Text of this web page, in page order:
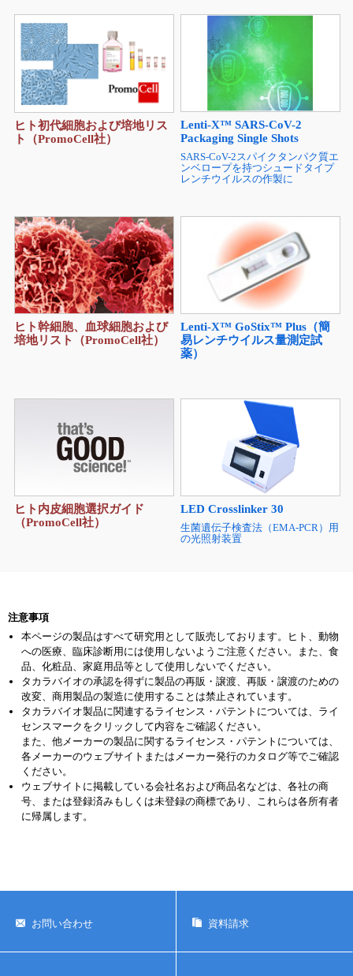
ヒト初代細胞および培地リス
ト（PromoCell社）
Lenti-X™ SARS-CoV-2
Packaging Single Shots
SARS-CoV-2スパイクタンパク質エ
ンベロープを持つシュードタイプ
レンチウイルスの作製に
ヒト幹細胞、血球細胞および
培地リスト（PromoCell社）
Lenti-X™ GoStix™ Plus（簡
易レンチウイルス量測定試
薬）
ヒト内皮細胞選択ガイド
（PromoCell社）
LED Crosslinker 30
生菌遺伝子検査法（EMA-PCR）用
の光照射装置
注意事項
本ページの製品はすべて研究用として販売しております。ヒト、動物
への医療、臨床診断用には使用しないようご注意ください。また、食
品、化粧品、家庭用品等として使用しないでください。
タカラバイオの承認を得ずに製品の再販・譲渡、再販・譲渡のための
改変、商用製品の製造に使用することは禁止されています。
タカラバイオ製品に関連するライセンス・パテントについては、ライ
センスマークをクリックして内容をご確認ください。
また、他メーカーの製品に関するライセンス・パテントについては、
各メーカーのウェブサイトまたはメーカー発行のカタログ等でご確認
ください。
ウェブサイトに掲載している会社名および商品名などは、各社の商
号、または登録済みもしくは未登録の商標であり、これらは各所有者
に帰属します。
お問い合わせ 資料請求